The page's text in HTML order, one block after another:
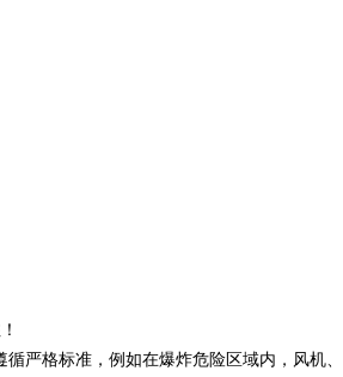
循严格标准，例如在爆炸危险区域内，风机